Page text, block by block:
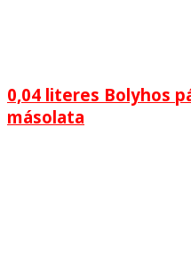
0,04 literes Bolyhos
másolata